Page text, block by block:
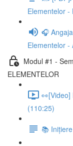
Elementelor -
🎧
Elementelor -
Modul #1 -
ELEMENTELOR
👀[Video]
(110:25)
📚